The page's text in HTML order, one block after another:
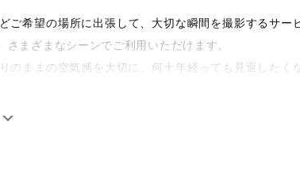
ご希望の場所に出張して、大切な瞬間を撮影するサー
まざまなシーンでご利用いただけます。
のままの空気感を大切に、何十年経っても見返したく